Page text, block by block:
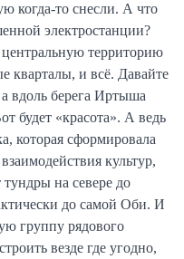
когда-то снесли. А что
электростанции?
территорию
кварталы, и всё. Давайте
вдоль берега Иртыша
будет «красота». А ведь
которая сформировала
культур,
на севере до
до самой Оби. И
группу рядового
везде где угодно,